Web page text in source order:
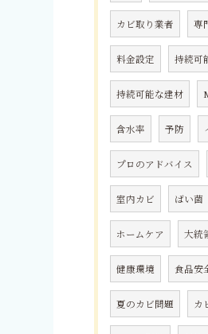
カビ取り業者 専
料金設定 持続可
持続可能な建材
含水率 予防
プロのアドバイス
室内カビ ばい菌
ホームケア 大統
健康環境 食品安
夏のカビ問題 カ